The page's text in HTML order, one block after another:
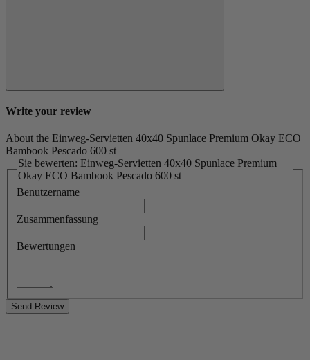
Write your review
About the Einweg-Servietten 40x40 Spunlace Premium Okay ECO
Bambook Pescado 600 st
Sie bewerten: Einweg-Servietten 40x40 Spunlace Premium
Okay ECO Bambook Pescado 600 st
Benutzername
Zusammenfassung
Bewertungen
Send Review